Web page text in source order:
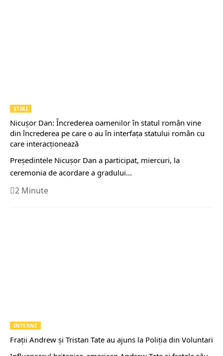
ȘTIRI
Nicuşor Dan: Încrederea oamenilor în statul român vine
din încrederea pe care o au în interfaţa statului român cu
care interacţionează
Preşedintele Nicuşor Dan a participat, miercuri, la
ceremonia de acordare a gradului…
2 Minute
INTERNE
Fraţii Andrew şi Tristan Tate au ajuns la Poliţia din Voluntari